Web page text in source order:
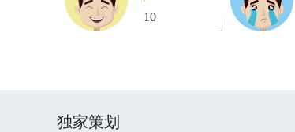
10
独家策划